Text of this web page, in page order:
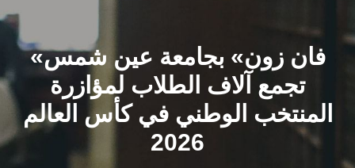
القطاعـات
الشئون الأكاديمية
البحث العلمي
الرعاية الصحية
«فان زون» بجامعة عين شمس
تجمع آلاف الطلاب لمؤازرة
المنتخب الوطني في كأس العالم
2026